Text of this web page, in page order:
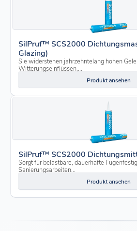
SilPruf™ SCS2000
Glazing)
Sie widerstehen jahrzehntelang hohen
Witterungseinflüssen,...
Produkt ansehen
SilPruf™ SCS2000
Sorgt für belastbare, dauerhafte
Sanierungsarbeiten...
Produkt ansehen